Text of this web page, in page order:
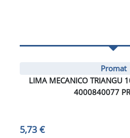
Promat
LIMA MECANICO TRIANGU
4000840077
5,73 €